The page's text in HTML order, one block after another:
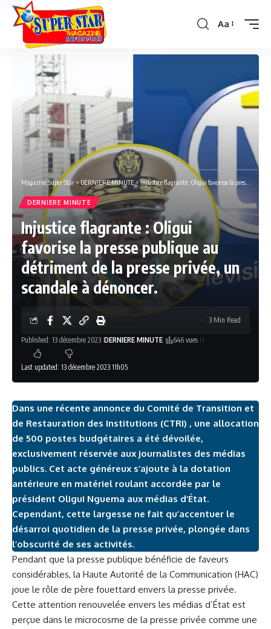
Font
Aa
Magazine Super Star >DERNIERE MINUTE>Injustice flagrante : Oligui favorise la presse publique au détriment de la presse privée, un scandale à dénoncer.
DERNIERE MINUTE
Injustice flagrante : Oligui
favorise la presse publique au
détriment de la presse privée, un
scandale à dénoncer.
Last updated: 13 décembre 2023 11h05
Published: 13 décembre 2023 DERNIERE MINUTE 646 vues
3 Min Read
Dans une récente annonce du Comité de Transition et
de Restauration des Institutions (CTRI) , une allocation
de 500 postes budgétaires a été dévoilée,
exclusivement réservée aux journalistes des médias
publics. Cet acte généreux s’ajoute à la dotation
antérieure en matériel roulant accordée par le
président Oligui Nguema aux médias d’État.
Cependant, cette largesse ne fait qu’accentuer le
désarroi quotidien de la presse privée, plongée dans
l’obscurité de ses activités.
Pendant que la presse publique bénéficie de faveurs
considérables, la Haute Autorité de la Communication (HAC)
joue le rôle de père fouettard envers la presse privée.
Cette attention renouvelée envers les médias d’État est
perçue dans le microcosme de la presse privée comme une